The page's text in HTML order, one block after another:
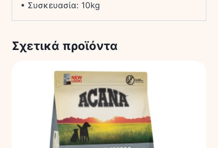
• Συσκευασία: 10kg
Σχετικά προϊόντα